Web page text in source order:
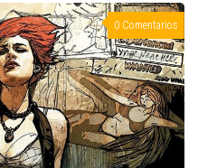
0 Comentarios